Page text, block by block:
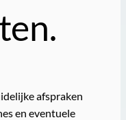
afspraken
en eventuele